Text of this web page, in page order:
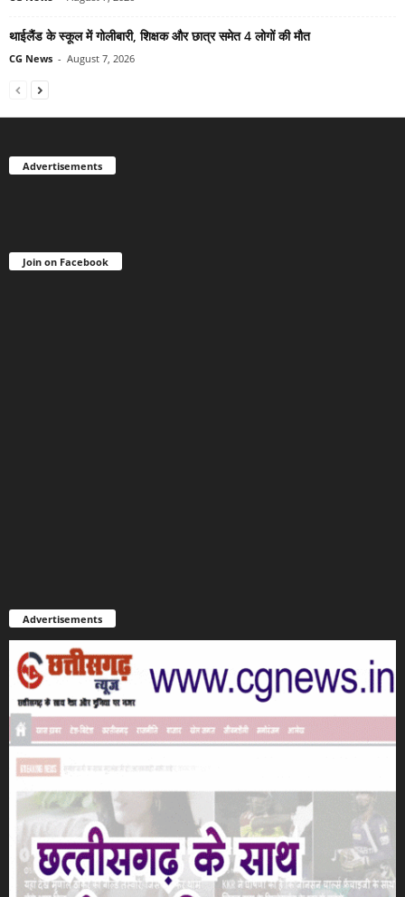
थाईलैंड के स्कूल में गोलीबारी, शिक्षक और छात्र समेत 4 लोगों की मौत
CG News - August 7, 2026
Advertisements
Join on Facebook
Advertisements